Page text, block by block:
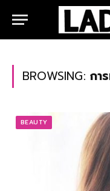
BROWSING: กา
BEAUTY